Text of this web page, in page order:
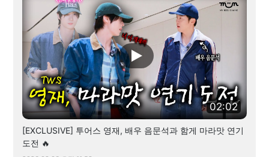
02:02
[EXCLUSIVE] 투어스 영재, 배우 음문석과 함게 마라맛 연기
도전 🔥